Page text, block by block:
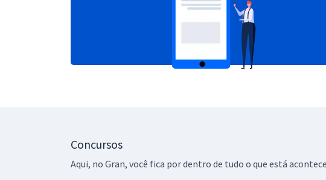
Concursos
Aqui, no Gran, você fica por dentro de tudo o que está